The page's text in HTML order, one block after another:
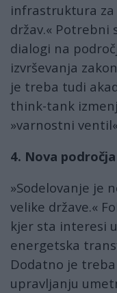
infrastruktura za
držav.«
dialogi na
izvrševanja
je treba tudi
think-tank
»varnostni
4. Nova
»Sodelovanje je
velike države.«
kjer sta interesi
energetska
Dodatno je
upravljanju